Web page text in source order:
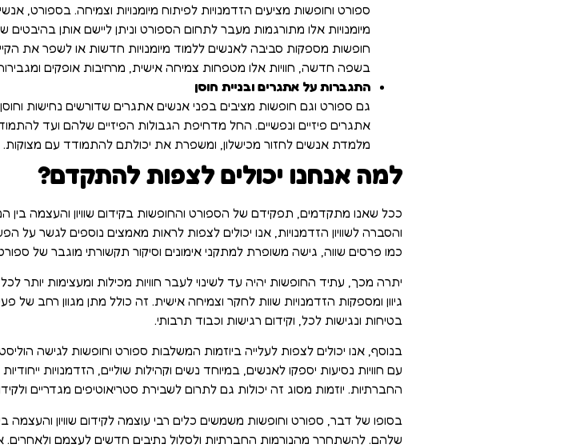
ספורט וחופשות מציעים הזדמנויות לפיתוח מיומנויות וצמיחה.
מיומנויות אלו מתורגמות מעבר לתחום הספורט וניתן ליישם אותן בהיבטים
חופשות מספקות סביבה לאנשים ללמוד מיומנויות חדשות או לשפר את
בשפה חדשה, חוויות אלו מטפחות צמיחה אישית, מרחיבות אופקים
התגברות על אתגרים ובניית חוסן
גם ספורט וגם חופשות מציבים בפני אנשים אתגרים שדורשים נחישות
אתגרים פיזיים ונפשיים. החל מדחיפת הגבולות הפיזיים שלהם ועד
מלמדת אנשים לחזור מכישלון, ומשפרת את יכולתם להתמודד עם מצוקות.
למה אנחנו יכולים לצפות להתקדם?
ככל שאנו מתקדמים, תפקידם של הספורט והחופשות בקידום שוויון והעצמה בין
והסברה לשוויון הזדמנויות, אנו יכולים לצפות לראות מאמצים נוספים לגשר על
כמו פרסים שווה, גישה משופרת למתקני אימונים וסיקור תקשורתי מוגבר של
יתרה מכך, עתיד החופשות יהיה עד לשינוי לעבר חוויות מכילות ומעצימות יותר
גיוון ומספקות הזדמנויות שוות לחקר וצמיחה אישית. זה כולל מתן מגוון רחב של
בטיחות ונגישות לכל, וקידום רגישות וכבוד תרבותי.
בנוסף, אנו יכולים לצפות לעלייה ביוזמות המשלבות ספורט וחופשות לגישה
עם חוויות נסיעות יספקו לאנשים, במיוחד נשים וקהילות שוליים, הזדמנויות
החברתיות. יוזמות מסוג זה יכולות גם לתרום לשבירת סטריאוטיפים מגדריים
בסופו של דבר, ספורט וחופשות משמשים כלים רבי עוצמה לקידום שוויון והעצמה
שלהם. להשתחרר מהנורמות החברתיות ולסלול נתיבים חדשים לעצמם